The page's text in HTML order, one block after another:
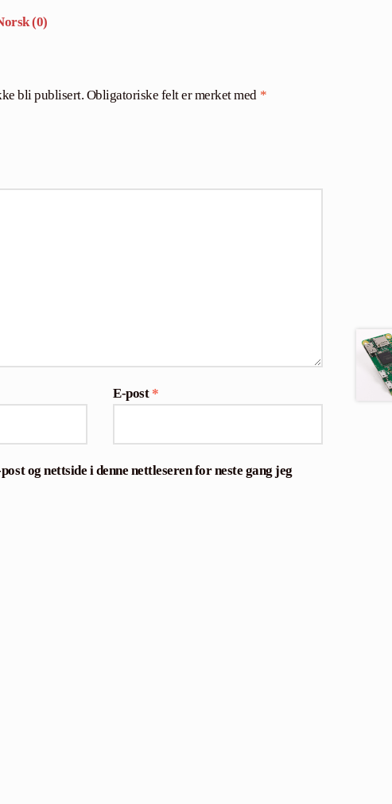
(0)
bli publisert. Obligatoriske felt er merket med *
E-post *
og nettside i denne nettleseren for neste gang jeg